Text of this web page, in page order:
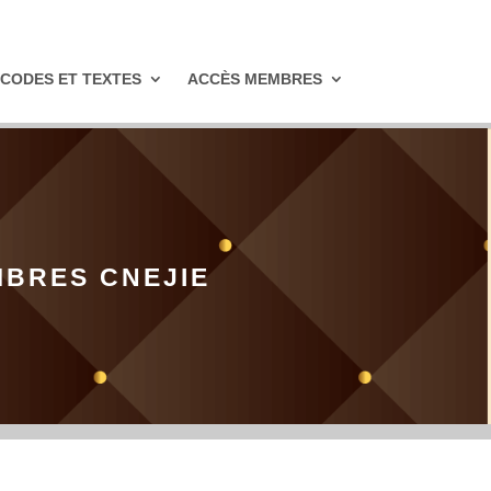
CODES ET TEXTES ACCÈS MEMBRES
CNEJIE